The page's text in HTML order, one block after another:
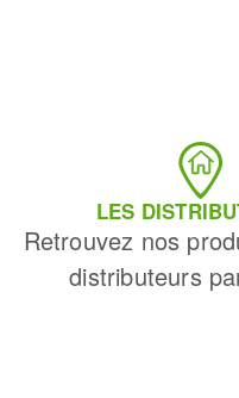
LES
Retrouvez nos
distributeurs